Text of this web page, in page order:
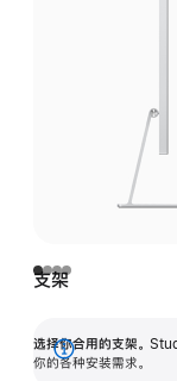
支架
选择你合用的支架。
你的各种安装需求。
展